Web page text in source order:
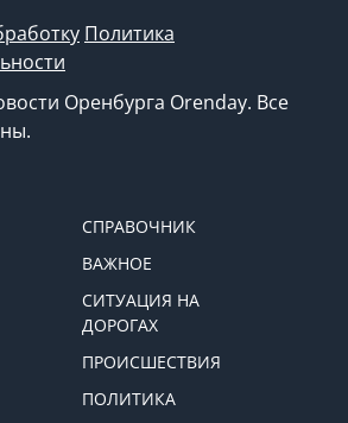
Политика
Оренбурга Orenday. Все
СПРАВОЧНИК
ВАЖНОЕ
СИТУАЦИЯ НА
ДОРОГАХ
ПРОИСШЕСТВИЯ
ПОЛИТИКА